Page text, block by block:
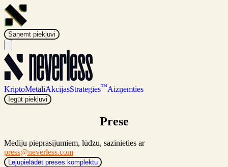
Saņemt piekļuvi
KriptoMetāliAkcijasStrategies™Aizņemties
Iegūt piekļuvi
Prese
Mediju pieprasījumiem, lūdzu, sazinieties ar
press@neverless.com
Lejupielādēt preses komplektu